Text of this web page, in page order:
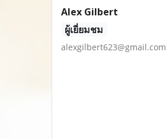
Alex Gilbert
ผู้เยี่ยมชม
alexgilbert623@gmail.com